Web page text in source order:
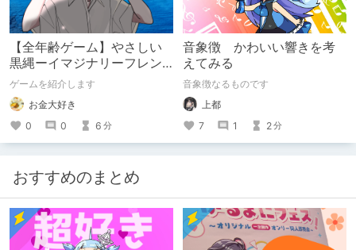
【全年齢ゲーム】やさしい
黒縄ーイマジナリーフレン
ドの「彼」と過ごすおぼん
やすみー
ゲームを紹介します
お金大好き
0
0 6 分
音象徴 かわいい響きを考
えてみる
音象徴なるものです
上都
7
1 2分
おすすめのまとめ